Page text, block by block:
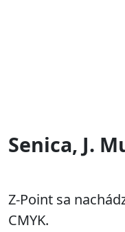
Senica, J.
Z-Point sa
CMYK.